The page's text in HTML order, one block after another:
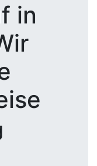
in